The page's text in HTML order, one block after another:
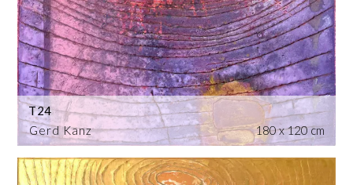
Gerd Kanz
T24
180 x 120 cm